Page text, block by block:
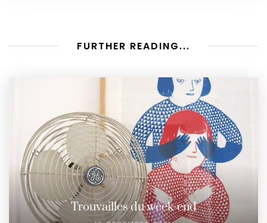
FURTHER READING...
Trouvailles du week-end